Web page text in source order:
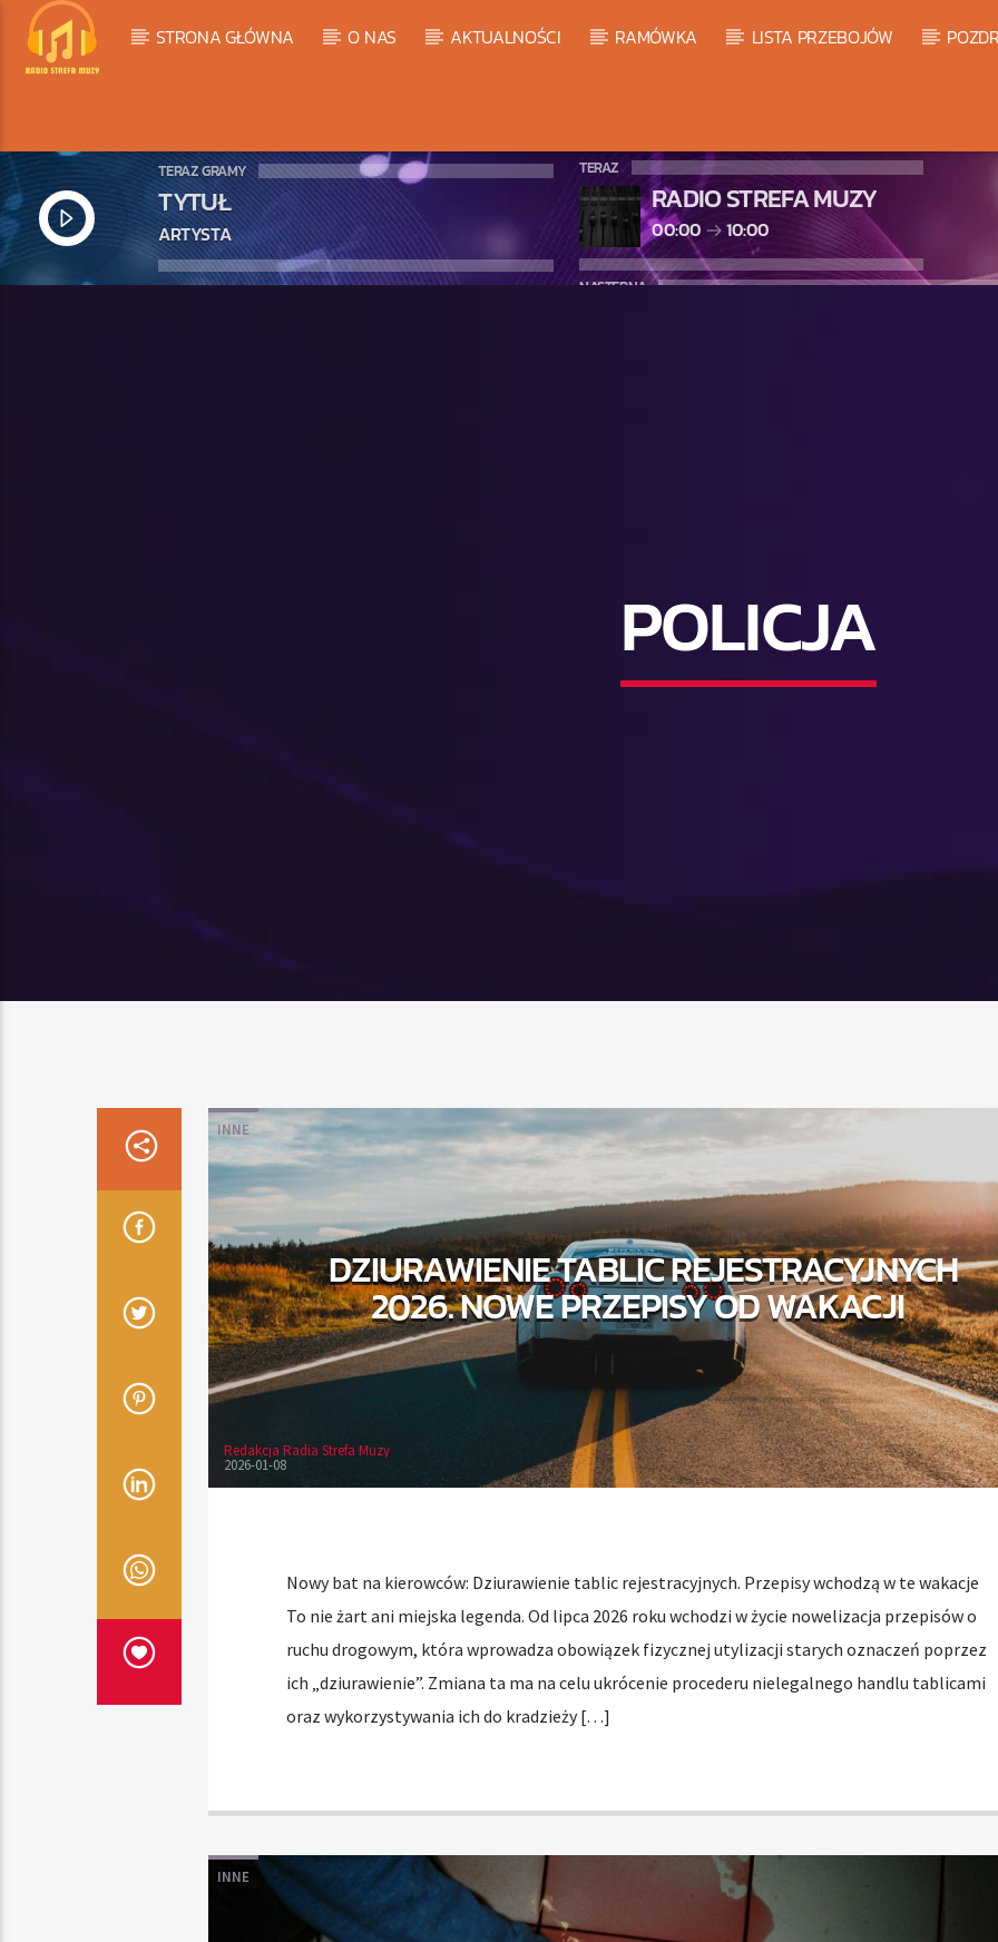
STRONA GŁÓWNA O NAS AKTUALNOŚCI RAMÓWKA LISTA PRZEBOJÓW
TERAZ GRAMY
TYTUŁ
ARTYSTA
TERAZ
RADIO STREFA MUZY
00:00 10:00
NASTĘPNA
POLICJA
INNE
DZIURAWIENIE TABLIC REJESTRACYJNYCH
2026. NOWE PRZEPISY OD WAKACJI
Redakcja Radia Strefa Muzy
2026-01-08
Nowy bat na kierowców: Dziurawienie tablic rejestracyjnych. Przepisy wchodzą w te wakacje
To nie żart ani miejska legenda. Od lipca 2026 roku wchodzi w życie nowelizacja przepisów o
ruchu drogowym, która wprowadza obowiązek fizycznej utylizacji starych oznaczeń poprzez
ich „dziurawienie”. Zmiana ta ma na celu ukrócenie procederu nielegalnego handlu tablicami
oraz wykorzystywania ich do kradzieży […]
INNE